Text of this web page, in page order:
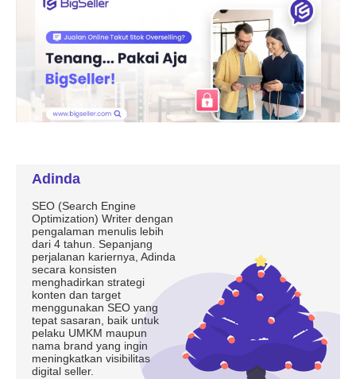
Adinda
SEO (Search Engine
Optimization) Writer dengan
pengalaman menulis lebih
dari 4 tahun. Sepanjang
perjalanan kariernya, Adinda
secara konsisten
menghadirkan strategi
konten dan target
menggunakan SEO yang
tepat sasaran, baik untuk
pelaku UMKM maupun
nama brand yang ingin
meningkatkan visibilitas
digital seller.